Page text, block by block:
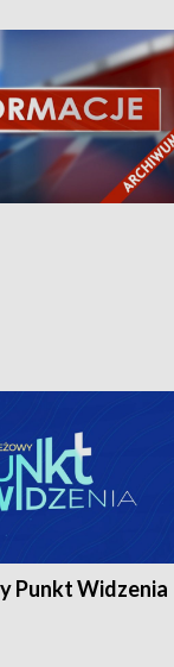
Punkt Widzenia